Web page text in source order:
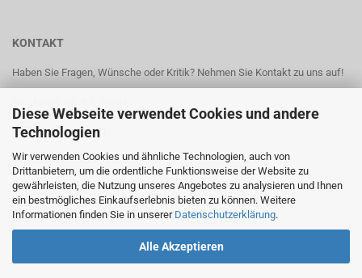
Diese Webseite verwendet Cookies und andere
Technologien
Wir verwenden Cookies und ähnliche Technologien, auch von
Drittanbietern, um die ordentliche Funktionsweise der Website zu
gewährleisten, die Nutzung unseres Angebotes zu analysieren und Ihnen
ein bestmögliches Einkaufserlebnis bieten zu können. Weitere
Informationen finden Sie in unserer Datenschutzerklärung.
Alle Akzeptieren
KONTAKT
Haben Sie Fragen, Wünsche oder Kritik? Nehmen Sie Kontakt zu uns auf!
Oestertalstr. 54
D-58840 Plettenberg
Telefon (+49) 02391 6029 0
E-Mail: info@heuer.de
Website:www.heuer.de